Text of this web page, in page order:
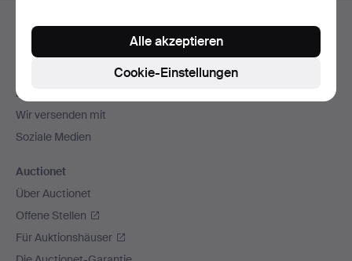
Navigation
Hilfe und Kontakt
Kontakt mit dem Support aufnehmen
Zahlungsweisen
Wir versenden mit
Soziale Medien
Auctionet
Über Auctionet
Offene Stellen
Für Auktionshäuser
Cookie-Einstellungen
Alle akzeptieren